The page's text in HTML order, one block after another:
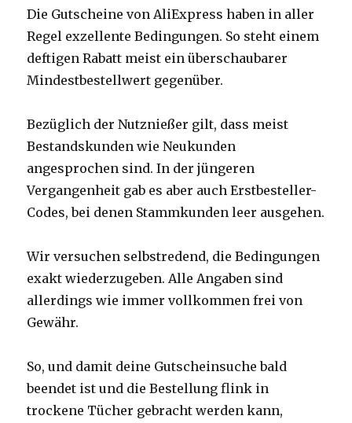
Die Gutscheine von AliExpress haben in aller
Regel exzellente Bedingungen. So steht einem
deftigen Rabatt meist ein überschaubarer
Mindestbestellwert gegenüber.
Bezüglich der Nutznießer gilt, dass meist
Bestandskunden wie Neukunden
angesprochen sind. In der jüngeren
Vergangenheit gab es aber auch Erstbesteller-
Codes, bei denen Stammkunden leer ausgehen.
Wir versuchen selbstredend, die Bedingungen
exakt wiederzugeben. Alle Angaben sind
allerdings wie immer vollkommen frei von
Gewähr.
So, und damit deine Gutscheinsuche bald
beendet ist und die Bestellung flink in
trockene Tücher gebracht werden kann,